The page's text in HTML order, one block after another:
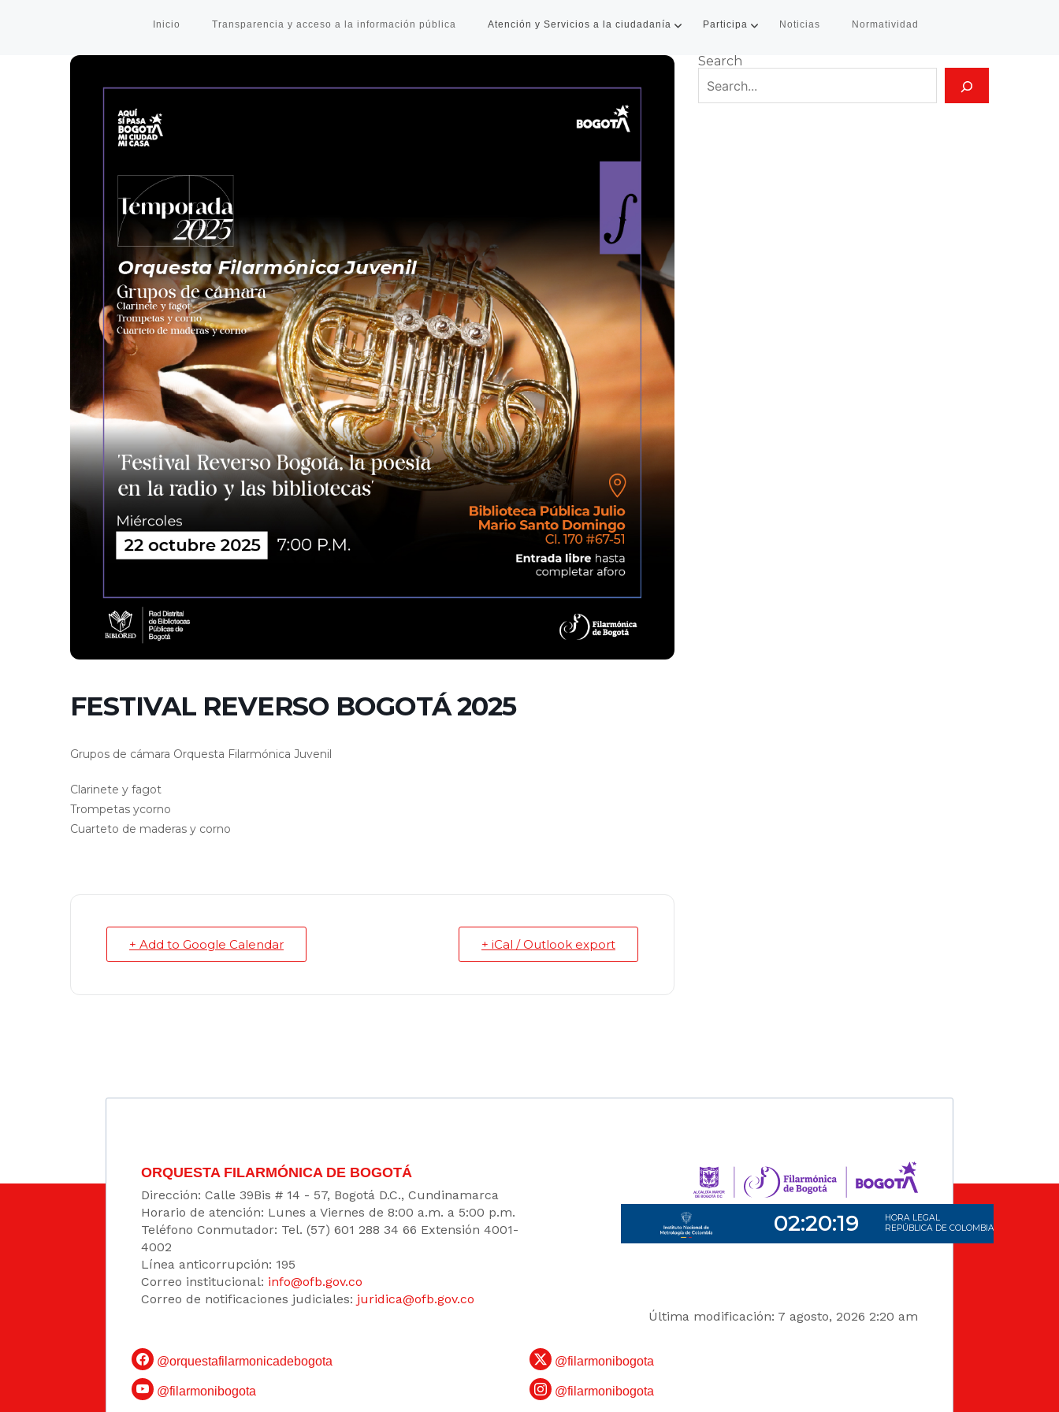
Inicio Transparencia y acceso a la información pública Atención y Servicios a la ciudadanía Participa Noticias Normatividad
FESTIVAL REVERSO BOGOTÁ 2025
Grupos de cámara Orquesta Filarmónica Juvenil
Clarinete y fagot
Trompetas ycorno
Cuarteto de maderas y corno
+ Add to Google Calendar + iCal / Outlook export
Search
ORQUESTA FILARMÓNICA DE BOGOTÁ
Dirección: Calle 39Bis # 14 - 57, Bogotá D.C., Cundinamarca
Horario de atención: Lunes a Viernes de 8:00 a.m. a 5:00 p.m.
Teléfono Conmutador: Tel. (57) 601 288 34 66 Extensión 4001-
4002
Línea anticorrupción: 195
Correo institucional: info@ofb.gov.co
Correo de notificaciones judiciales: juridica@ofb.gov.co
Última modificación: 7 agosto, 2026 2:20 am
@orquestafilarmonicadebogota
@filarmonibogota
@filarmonibogota
@filarmonibogota